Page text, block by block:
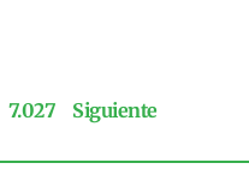
7.027 Siguiente